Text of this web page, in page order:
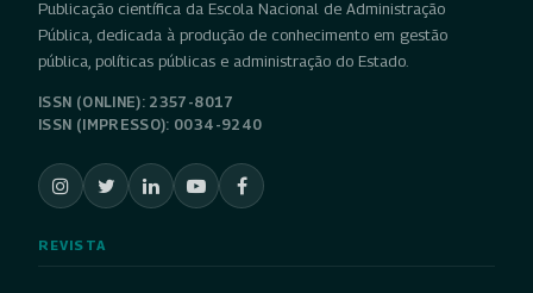
Publicação científica da Escola Nacional de Administração
Pública, dedicada à produção de conhecimento em gestão
pública, políticas públicas e administração do Estado.
ISSN (ONLINE): 2357-8017
ISSN (IMPRESSO): 0034-9240
REVISTA